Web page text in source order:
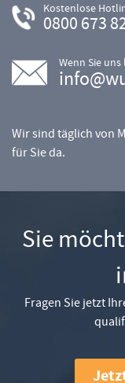
Kostenlose
0800 673
Wenn Sie
Wir sind täglich von
für Sie da.
Sie
Fragen Sie jetzt